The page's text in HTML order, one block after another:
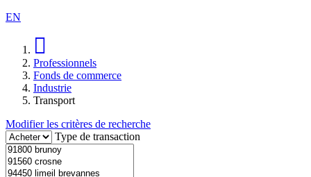
EN
Professionnels
Fonds de commerce
Industrie
Transport
Modifier les critères de recherche
Type de transaction